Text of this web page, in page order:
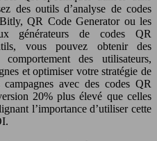
des outils d’analyse de codes
QR Code Generator ou les
générateurs de codes QR
vous pouvez obtenir des
des utilisateurs,
et optimiser votre stratégie de
avec des codes QR
20% plus élevé que celles
l’importance d’utiliser cette